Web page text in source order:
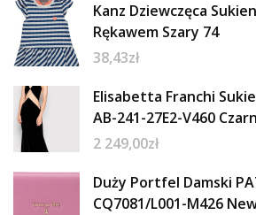
Kanz Dziewczęca
Rękawem Szary 74
38,43zł
Elisabetta Franchi
AB-241-27E2-V460
2 249,00zł
Duży Portfel Damski
CQ7081/L001-M426